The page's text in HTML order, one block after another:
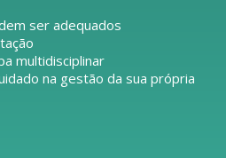
ser adequados
multidisciplinar
na gestão da sua própria